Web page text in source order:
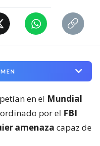
en el Mundial
por el FBI
amenaza capaz de